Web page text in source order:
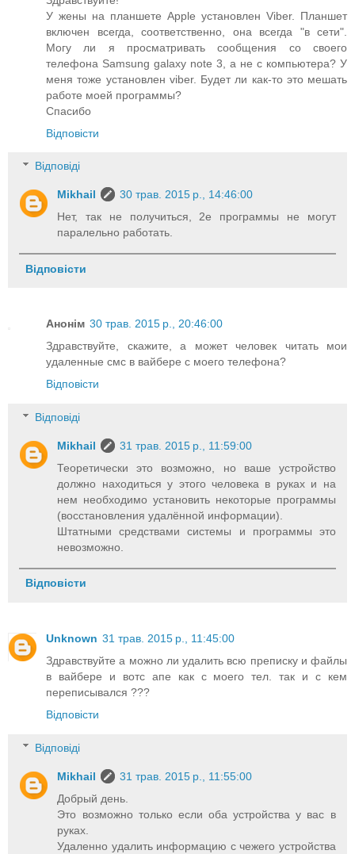
У жены на планшете Apple установлен Viber. Планшет
включен всегда, соответственно, она всегда "в сети".
Могу ли я просматривать сообщения со своего
телефона Samsung galaxy note 3, а не с компьютера? У
меня тоже установлен viber. Будет ли как-то это мешать
работе моей программы?
Спасибо
Відповісти
Відповіді
Mikhail
30 трав. 2015 р., 14:46:00
Нет, так не получиться, 2е программы не могут
паралельно работать.
Відповісти
Анонім 30 трав. 2015 р., 20:46:00
Здравствуйте, скажите, а может человек читать мои
удаленные смс в вайбере с моего телефона?
Відповісти
Відповіді
Mikhail
31 трав. 2015 р., 11:59:00
Теоретически это возможно, но ваше устройство
должно находиться у этого человека в руках и на
нем необходимо установить некоторые программы
(восстановления удалённой информации).
Штатными средствами системы и программы это
невозможно.
Відповісти
Unknown 31 трав. 2015 р., 11:45:00
Здравствуйте а можно ли удалить всю преписку и файлы
в вайбере и вотс апе как с моего тел. так и с кем
переписывался ???
Відповісти
Відповіді
Mikhail
31 трав. 2015 р., 11:55:00
Добрый день.
Это возможно только если оба устройства у вас в
руках.
Удаленно удалить информацию с чежего устройства